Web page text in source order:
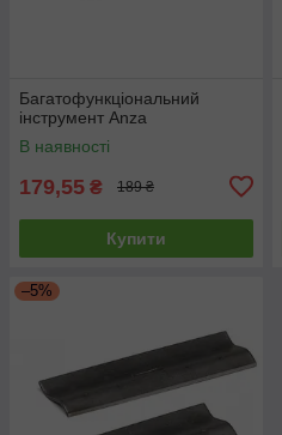
Багатофункціональний
інструмент Anza
В наявності
179,55 ₴ 189 ₴
Купити
–5%